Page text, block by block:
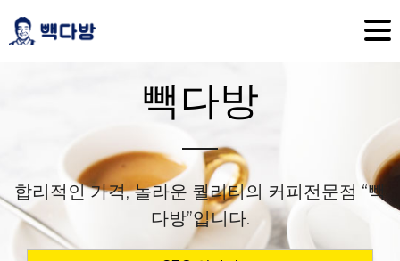
빽다방
합리적인 가격, 놀라운 퀄리티의 커피전문점 “빽
다방”입니다.